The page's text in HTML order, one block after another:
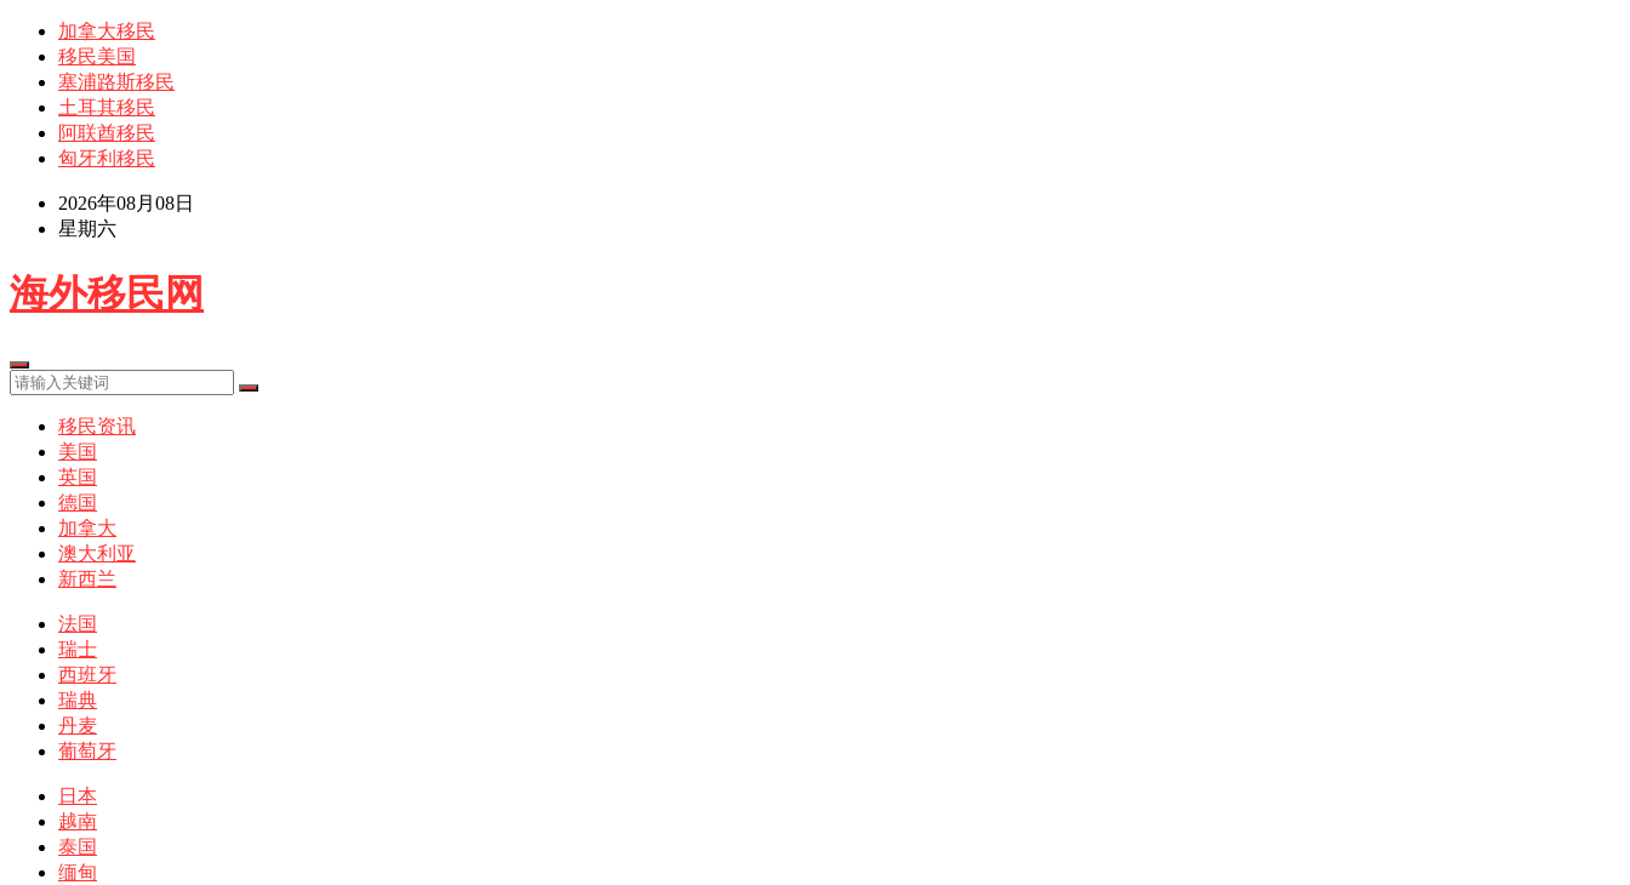
加拿大移民
移民美国
塞浦路斯移民
土耳其移民
阿联酋移民
匈牙利移民
2026年08月08日
星期六
海外移民网
移民资讯
美国
英国
德国
加拿大
澳大利亚
新西兰
法国
瑞士
西班牙
瑞典
丹麦
葡萄牙
日本
越南
泰国
缅甸